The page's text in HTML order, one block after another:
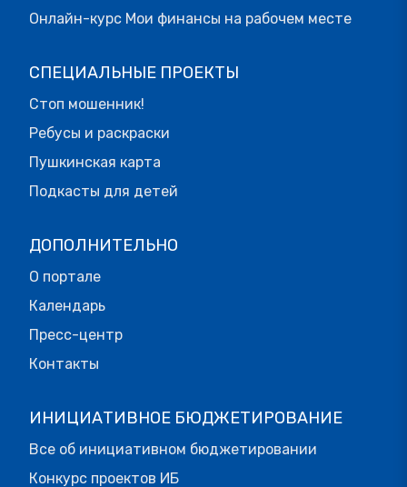
Онлайн-курс Мои финансы на рабочем месте
СПЕЦИАЛЬНЫЕ ПРОЕКТЫ
Стоп мошенник!
Ребусы и раскраски
Пушкинская карта
Подкасты для детей
ДОПОЛНИТЕЛЬНО
О портале
Календарь
Пресс-центр
Контакты
ИНИЦИАТИВНОЕ БЮДЖЕТИРОВАНИЕ
Все об инициативном бюджетировании
Конкурс проектов ИБ